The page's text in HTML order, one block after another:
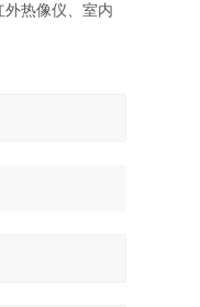
热像仪、室内